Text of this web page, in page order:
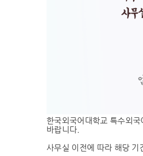
한국외국어대학교 특수외
바랍니다.
사무실 이전에 따라 해당